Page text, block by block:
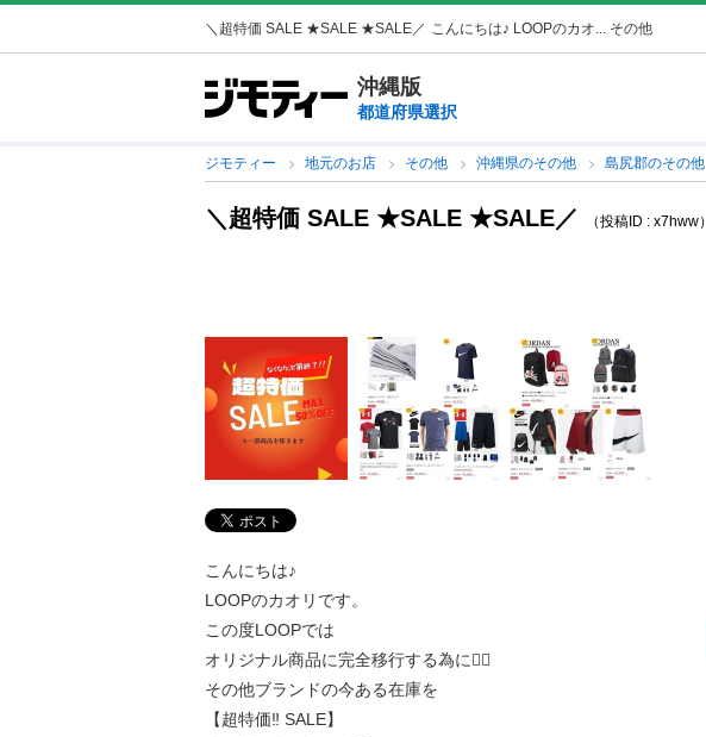
＼超特価 SALE ★SALE ★SALE／ こんにちは♪ LOOPのカオ... その他
沖縄版
都道府県選択
ジモティー 地元のお店 その他 沖縄県のその他 島尻郡のその他
＼超特価 SALE ★SALE ★SALE／ （投稿ID : x7hww）
こんにちは♪
LOOPのカオリです。
この度LOOPでは
オリジナル商品に完全移行する為に☝🏻
その他ブランドの今ある在庫を
【超特価‼ SALE︎】